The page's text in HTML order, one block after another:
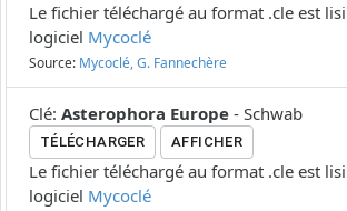
Le fichier téléchargé au format .cle est
logiciel Mycoclé
Source: Mycoclé, G. Fannechère
Clé: Asterophora Europe - Schwab
TÉLÉCHARGER AFFICHER
Le fichier téléchargé au format .cle est
logiciel Mycoclé